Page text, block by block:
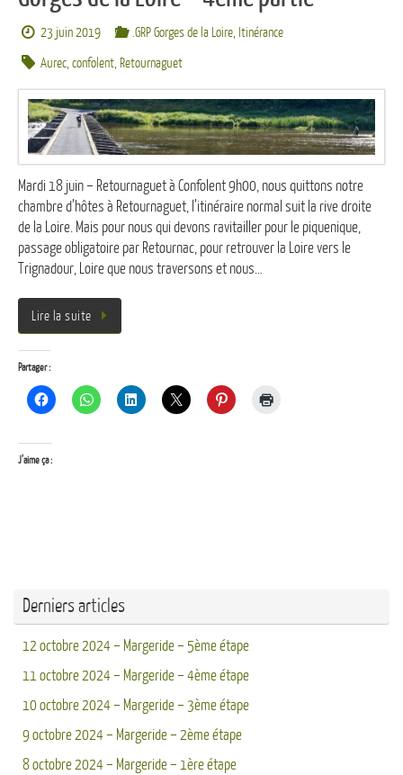
23 juin 2019 .GRP Gorges de la Loire, Itinérance
Aurec,confolent, Retournaguet
Mardi 18 juin – Retournaguet à Confolent 9h00, nous quittons notre
chambre d’hôtes à Retournaguet, l’itinéraire normal suit la rive droite
de la Loire. Mais pour nous qui devons ravitailler pour le piquenique,
passage obligatoire par Retournac, pour retrouver la Loire vers le
Trignadour, Loire que nous traversons et nous…
Lire la suite
Partager :
J’aime ça :
Derniers articles
12 octobre 2024 – Margeride – 5ème étape
11 octobre 2024 – Margeride – 4ème étape
10 octobre 2024 – Margeride – 3ème étape
9 octobre 2024 – Margeride – 2ème étape
8 octobre 2024 – Margeride – 1ère étape